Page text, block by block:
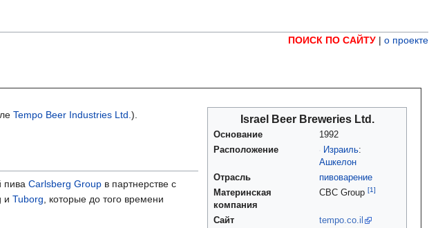
ПОИСК ПО САЙТУ | о проекте
Israel Beer Breweries Ltd.
Основание
1992
Расположение
Израиль:
Ашкелон
Отрасль
пивоварение
Материнская
компания
CBC Group
Сайт tempo.co.il
Tempo Beer Industries Ltd. ).
пива Carlsberg Group в партнерстве с
иTuborg , которые до того времени